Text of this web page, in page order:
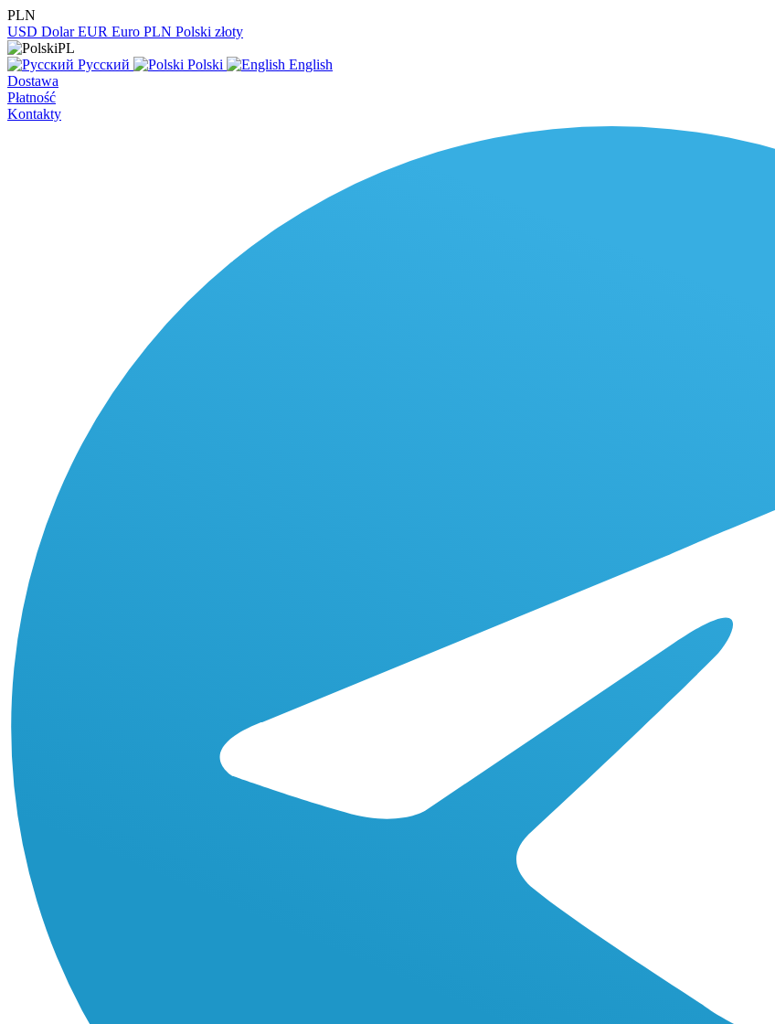
PLN
USD Dolar EUR Euro PLN Polski złoty
PL
Русский
Polski
English
Dostawa
Płatność
Kontakty